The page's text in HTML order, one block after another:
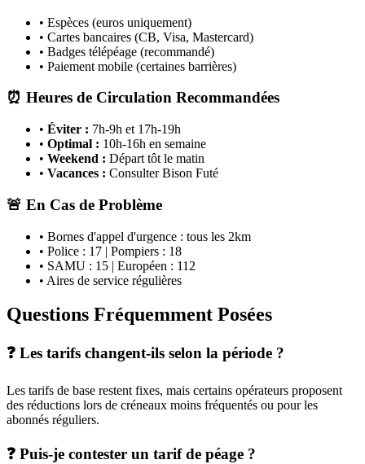
• Espèces (euros uniquement)
• Cartes bancaires (CB, Visa, Mastercard)
• Badges télépéage (recommandé)
• Paiement mobile (certaines barrières)
⏰ Heures de Circulation Recommandées
• Éviter : 7h-9h et 17h-19h
• Optimal : 10h-16h en semaine
• Weekend : Départ tôt le matin
• Vacances : Consulter Bison Futé
🚨 En Cas de Problème
• Bornes d'appel d'urgence : tous les 2km
• Police : 17 | Pompiers : 18
• SAMU : 15 | Européen : 112
• Aires de service régulières
Questions Fréquemment Posées
❓ Les tarifs changent-ils selon la période ?
Les tarifs de base restent fixes, mais certains opérateurs proposent
des réductions lors de créneaux moins fréquentés ou pour les
abonnés réguliers.
❓ Puis-je contester un tarif de péage ?